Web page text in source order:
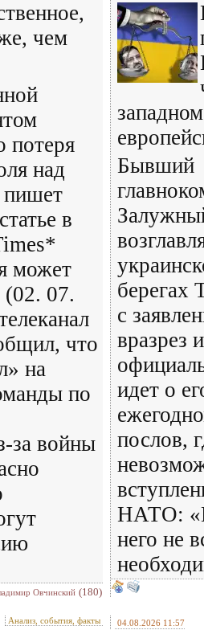
чем
над
пишет
в
может
(02. 07.
что
на
по
за войны
Овчинский (180)
Бывший
берегах
с
вразрез
идет о
послов,
НАТО:
него не
Анализ, события, факты 04.08.2026 11:57